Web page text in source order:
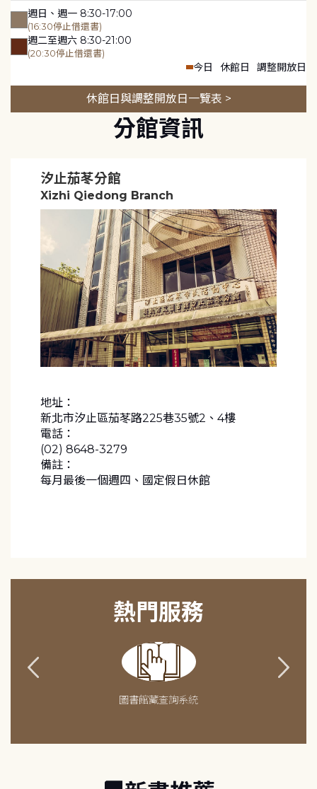
週日、週一 8:30-17:00
(16:30停止借還書)
週二至週六 8:30-21:00
(20:30停止借還書)
今日 休館日 調整開放日
休館日與調整開放日一覽表 >
分館資訊
汐止茄苳分館
Xizhi Qiedong Branch
地址：
新北市汐止區茄苳路225巷35號2、4樓
電話：
(02) 8648-3279
備註：
每月最後一個週四、國定假日休館
熱門服務
圖書館藏查詢系統